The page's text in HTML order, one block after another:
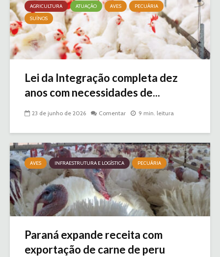
AGRICULTURA ATUAÇÃO AVES
PECUÁRIA
SUÍNOS
Lei da Integração completa dez
anos com necessidades de...
23 de junho de 2026 Comentar 9 min. leitura
AVES INFRAESTRUTURA E LOGÍSTICA PECUÁRIA
Paraná expande receita com
exportação de carne de peru